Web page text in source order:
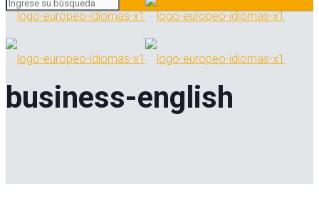
business-english